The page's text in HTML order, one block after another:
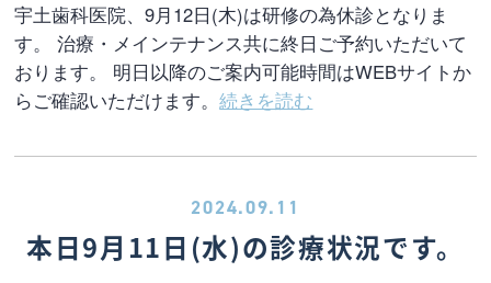
宇土歯科医院、9月12日(木)は研修の為休診となりま
す。 治療・メインテナンス共に終日ご予約いただいて
おります。 明日以降のご案内可能時間はWEBサイトか
らご確認いただけます。続きを読む
2024.09.11
本日9月11日(水)の診療状況です。